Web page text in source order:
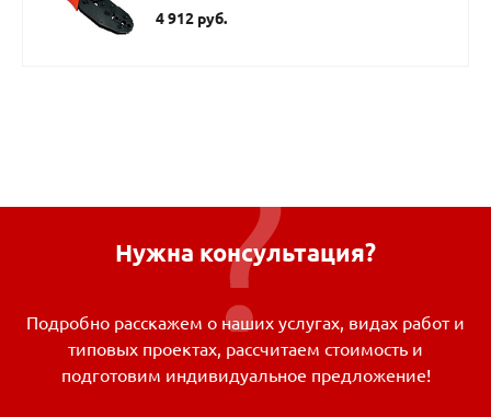
кабеля типа RG 3C-2V, 6, 59, 58, 62 , Hanlong
для Netko
4 912 руб.
Нужна консультация?
Подробно расскажем о наших услугах, видах работ и
типовых проектах, рассчитаем стоимость и
подготовим индивидуальное предложение!